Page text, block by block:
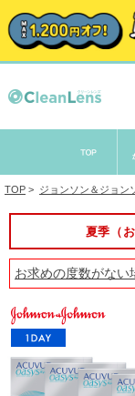
TOP > ジョンソン＆ジョン
夏季（
お求めの度数がない